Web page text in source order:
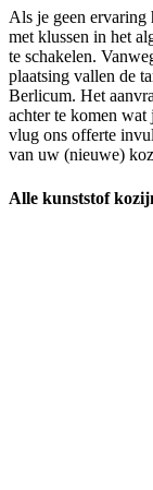
Als je geen ervaring
met klussen in het
te schakelen.
plaatsing vallen de
Berlicum. Het
achter te komen
vlug ons offerte
van uw (nieuwe)
Alle kunststof